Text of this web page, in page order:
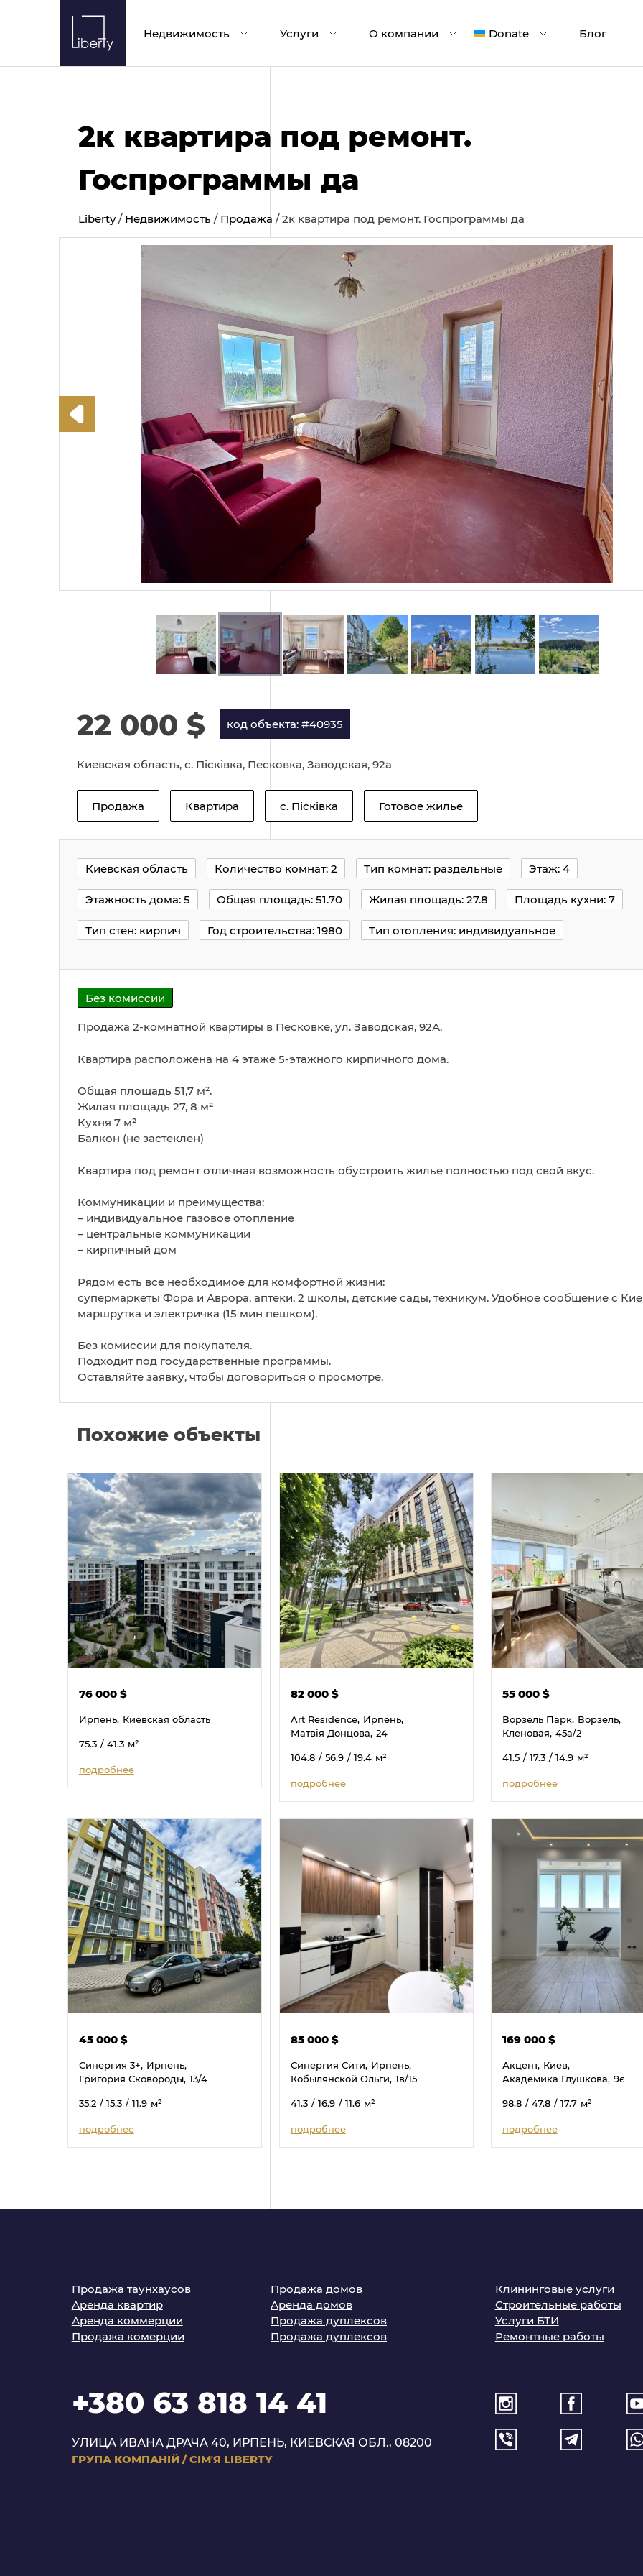
Недвижимость Услуги О компании Donate Блог
2к квартира под ремонт.
Госпрограммы да
Liberty/ Недвижимость/ Продажа /2к квартира под ремонт. Госпрограммы да
22 000 $ код объекта: #40935
Киевская область, с. Пісківка, Песковка, Заводская, 92а
Продажа Квартира с. Пісківка Готовое жилье
Киевская область Количество комнат: 2 Тип комнат: раздельные Этаж: 4
Этажность дома: 5 Общая площадь: 51.70 Жилая площадь: 27.8 Площадь кухни: 7
Тип стен: кирпич Год строительства: 1980 Тип отопления: индивидуальное
Без комиссии
Продажа 2-комнатной квартиры в Песковке, ул. Заводская, 92А.
Квартира расположена на 4 этаже 5-этажного кирпичного дома.
Общая площадь 51,7 м².
Жилая площадь 27, 8 м²
Кухня 7 м²
Балкон (не застеклен)
Квартира под ремонт отличная возможность обустроить жилье полностью под свой вкус.
Коммуникации и преимущества:
– индивидуальное газовое отопление
– центральные коммуникации
– кирпичный дом
Рядом есть все необходимое для комфортной жизни:
супермаркеты Фора и Аврора, аптеки, 2 школы, детские сады, техникум. Удобное сообщение с
маршрутка и электричка (15 мин пешком).
Без комиссии для покупателя.
Подходит под государственные программы.
Оставляйте заявку, чтобы договориться о просмотре.
Похожие объекты
76 000 $
Ирпень, Киевская область
75.3 / 41.3 м²
подробнее
82 000 $
Art Residence, Ирпень,
Матвія Донцова, 24
104.8 / 56.9 / 19.4 м²
подробнее
55 000 $
Ворзель Парк, Ворзель,
Кленовая, 45а/2
41.5 / 17.3 / 14.9 м²
подробнее
45 000 $
Синергия 3+, Ирпень,
Григория Сковороды, 13/4
35.2 / 15.3 / 11.9 м²
подробнее
85 000 $
Синергия Сити, Ирпень,
Кобылянской Ольги, 1в/15
41.3 / 16.9 / 11.6 м²
подробнее
169 000 $
Акцент, Киев,
Академика Глушкова, 9є
98.8 / 47.8 / 17.7 м²
подробнее
Продажа таунхаусов
Продажа домов
Аренда квартир
Аренда домов
Аренда коммерции
Продажа дуплексов
Продажа комерции
Продажа дуплексов
Клининговые услуги
Строительные работы
Услуги БТИ
Ремонтные работы
+380 63 818 14 41
УЛИЦА ИВАНА ДРАЧА 40, ИРПЕНЬ, КИЕВСКАЯ ОБЛ., 08200
ГРУПА КОМПАНІЙ /СІМʼЯ LIBERTY